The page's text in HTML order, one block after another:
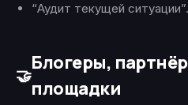
“Аудит текущей ситуации”.
🤝
Блогеры,
площадки